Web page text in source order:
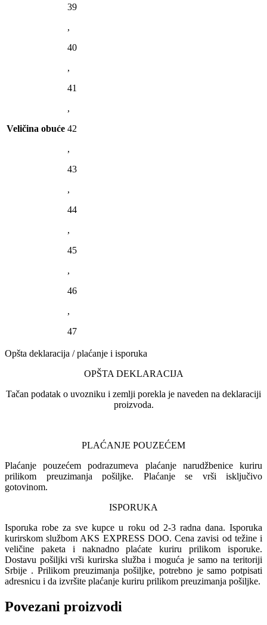
Veličina obuće
39
,
40
,
41
,
42
,
43
,
44
,
45
,
46
,
47
Opšta deklaracija / plaćanje i isporuka
OPŠTA DEKLARACIJA
Tačan podatak o uvozniku i zemlji porekla je naveden na deklaraciji
proizvoda.
PLAĆANJE POUZEĆEM
Plaćanje pouzećem podrazumeva plaćanje narudžbenice kuriru
prilikom preuzimanja pošiljke. Plaćanje se vrši isključivo
gotovinom.
ISPORUKA
Isporuka robe za sve kupce u roku od 2-3 radna dana. Isporuka
kurirskom službom AKS EXPRESS DOO. Cena zavisi od težine i
veličine paketa i naknadno plaćate kuriru prilikom isporuke.
Dostavu pošiljki vrši kurirska služba i moguća je samo na teritoriji
Srbije . Prilikom preuzimanja pošiljke, potrebno je samo potpisati
adresnicu i da izvršite plaćanje kuriru prilikom preuzimanja pošiljke.
Povezani proizvodi